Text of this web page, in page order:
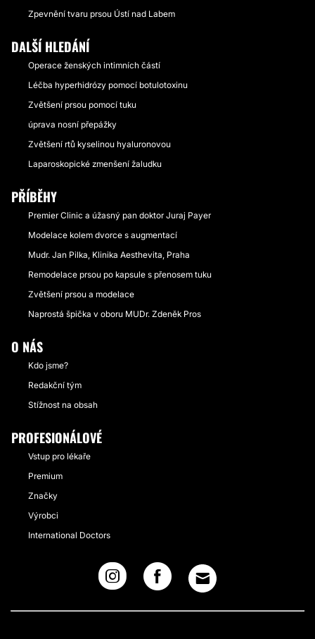
Zpevnění tvaru prsou Ústí nad Labem
DALŠÍ HLEDÁNÍ
Operace ženských intimních částí
Léčba hyperhidrózy pomocí botulotoxinu
Zvětšení prsou pomocí tuku
úprava nosní přepážky
Zvětšení rtů kyselinou hyaluronovou
Laparoskopické zmenšení žaludku
PŘÍBĚHY
Premier Clinic a úžasný pan doktor Juraj Payer
Modelace kolem dvorce s augmentací
Mudr. Jan Pilka, Klinika Aesthevita, Praha
Remodelace prsou po kapsule s přenosem tuku
Zvětšení prsou a modelace
Naprostá špička v oboru MUDr. Zdeněk Pros
O NÁS
Kdo jsme?
Redakční tým
Stížnost na obsah
PROFESIONÁLOVÉ
Vstup pro lékaře
Premium
Značky
Výrobci
International Doctors